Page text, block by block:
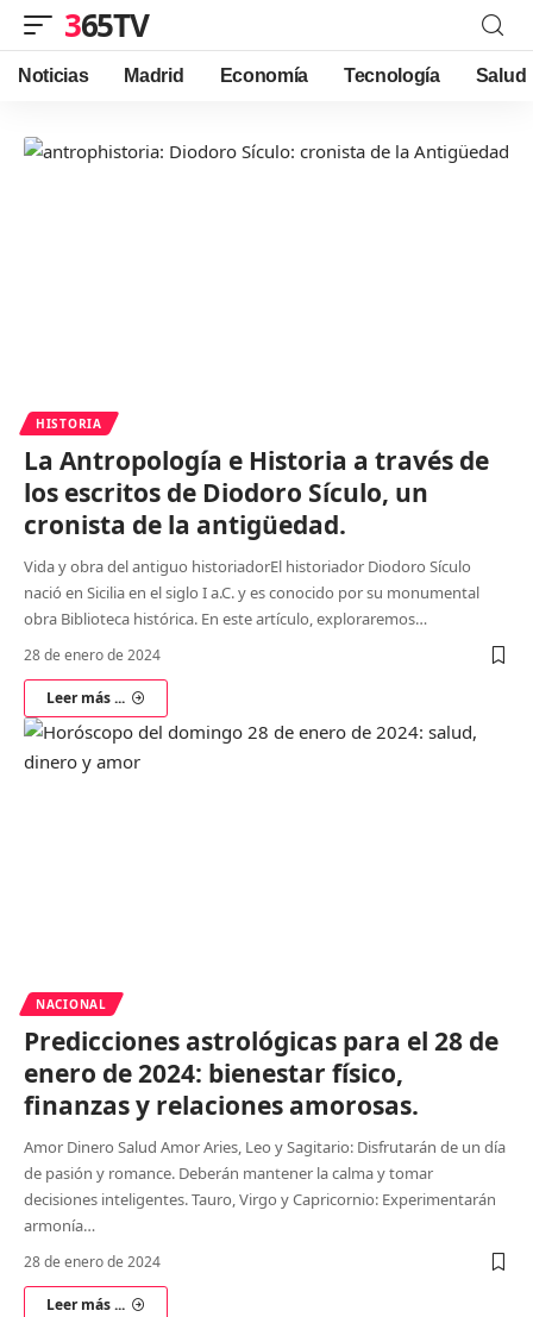
365TV
Noticias Madrid Economía Tecnología Salud
HISTORIA
La Antropología e Historia a través de
los escritos de Diodoro Sículo, un
cronista de la antigüedad.
Vida y obra del antiguo historiadorEl historiador Diodoro Sículo
nació en Sicilia en el siglo I a.C. y es conocido por su monumental
obra Biblioteca histórica. En este artículo, exploraremos…
28 de enero de 2024
Leer más ...
NACIONAL
Predicciones astrológicas para el 28 de
enero de 2024: bienestar físico,
finanzas y relaciones amorosas.
Amor Dinero Salud Amor Aries, Leo y Sagitario: Disfrutarán de un día
de pasión y romance. Deberán mantener la calma y tomar
decisiones inteligentes. Tauro, Virgo y Capricornio: Experimentarán
armonía…
28 de enero de 2024
Leer más ...